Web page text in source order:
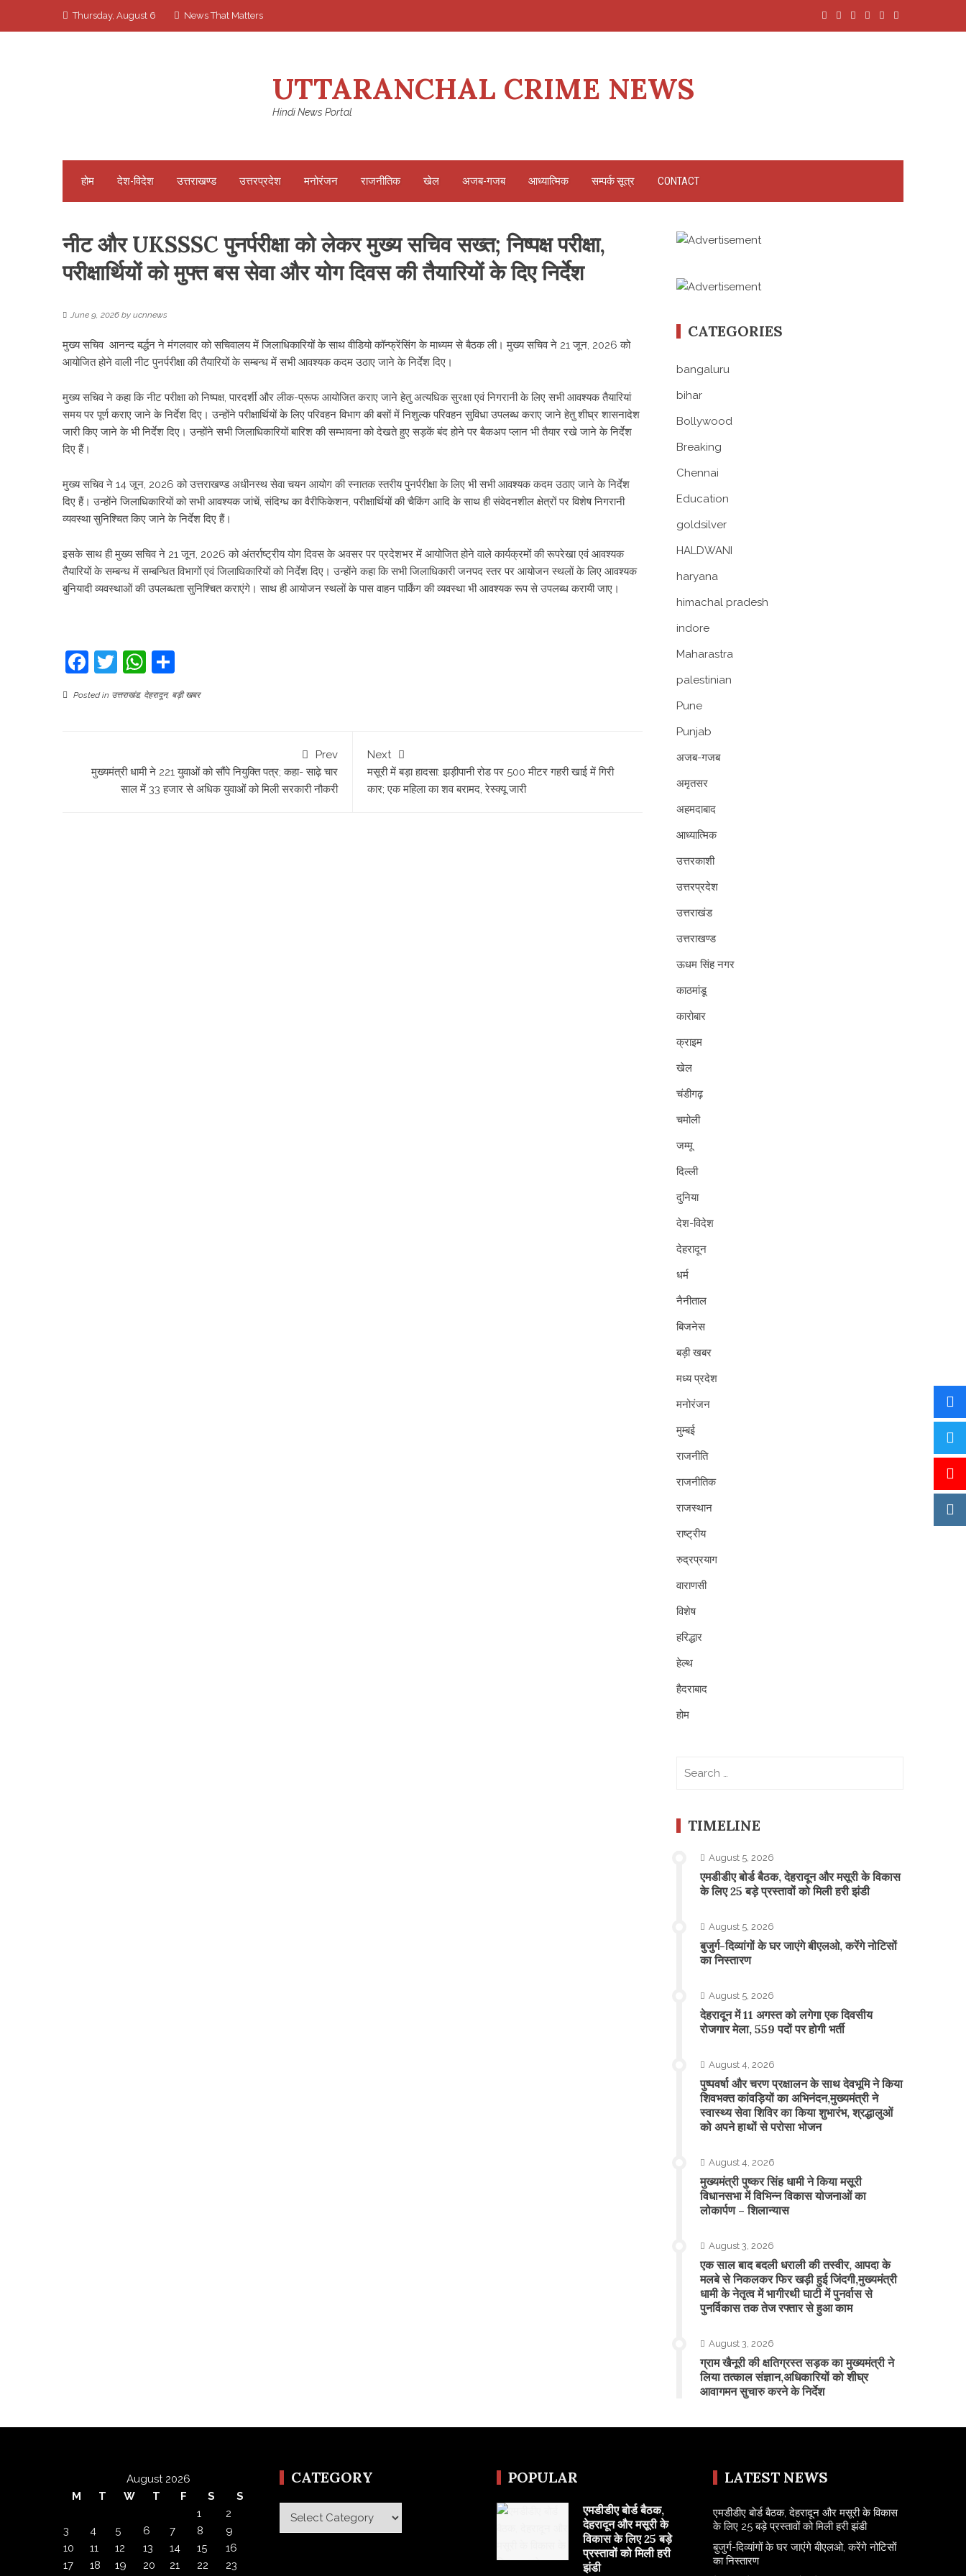
Thursday, August 6 News That Matters
UTTARANCHAL CRIME NEWS
Hindi News Portal
होम देश-विदेश उत्तराखण्ड उत्तरप्रदेश मनोरंजन राजनीतिक खेल अजब-गजब आध्यात्मिक सम्पर्क सूत्र CONTACT
नीट और UKSSSC पुनर्परीक्षा को लेकर मुख्य सचिव सख्त; निष्पक्ष परीक्षा,
परीक्षार्थियों को मुफ्त बस सेवा और योग दिवस की तैयारियों के दिए निर्देश
June 9, 2026 by ucnnews
मुख्य सचिव आनन्द बर्द्धन ने मंगलवार को सचिवालय में जिलाधिकारियों के साथ वीडियो कॉन्फ्रेंसिंग के माध्यम से बैठक ली। मुख्य सचिव ने 21 जून, 2026 को
आयोजित होने वाली नीट पुनर्परीक्षा की तैयारियों के सम्बन्ध में सभी आवश्यक कदम उठाए जाने के निर्देश दिए।
मुख्य सचिव ने कहा कि नीट परीक्षा को निष्पक्ष, पारदर्शी और लीक-प्रूफ आयोजित कराए जाने हेतु अत्यधिक सुरक्षा एवं निगरानी के लिए सभी आवश्यक तैयारियां
समय पर पूर्ण कराए जाने के निर्देश दिए। उन्होंने परीक्षार्थियों के लिए परिवहन विभाग की बसों में निशुल्क परिवहन सुविधा उपलब्ध कराए जाने हेतु शीघ्र शासनादेश
जारी किए जाने के भी निर्देश दिए। उन्होंने सभी जिलाधिकारियों बारिश की सम्भावना को देखते हुए सड़कें बंद होने पर बैकअप प्लान भी तैयार रखे जाने के निर्देश
दिए हैं।
मुख्य सचिव ने 14 जून, 2026 को उत्तराखण्ड अधीनस्थ सेवा चयन आयोग की स्नातक स्तरीय पुनर्परीक्षा के लिए भी सभी आवश्यक कदम उठाए जाने के निर्देश
दिए हैं। उन्होंने जिलाधिकारियों को सभी आवश्यक जांचें, संदिग्ध का वैरीफिकेशन, परीक्षार्थियों की चैकिंग आदि के साथ ही संवेदनशील क्षेत्रों पर विशेष निगरानी
व्यवस्था सुनिश्चित किए जाने के निर्देश दिए हैं।
इसके साथ ही मुख्य सचिव ने 21 जून, 2026 को अंतर्राष्ट्रीय योग दिवस के अवसर पर प्रदेशभर में आयोजित होने वाले कार्यक्रमों की रूपरेखा एवं आवश्यक
तैयारियों के सम्बन्ध में सम्बन्धित विभागों एवं जिलाधिकारियों को निर्देश दिए। उन्होंने कहा कि सभी जिलाधिकारी जनपद स्तर पर आयोजन स्थलों के लिए आवश्यक
बुनियादी व्यवस्थाओं की उपलब्धता सुनिश्चित कराएंगे। साथ ही आयोजन स्थलों के पास वाहन पार्किंग की व्यवस्था भी आवश्यक रूप से उपलब्ध करायी जाए।
Facebook
TwitterWhatsApp
Posted in उत्तराखंड, देहरादून, बड़ी खबर
Prev
मुख्यमंत्री धामी ने 221 युवाओं को सौंपे नियुक्ति पत्र; कहा- साढ़े चार
साल में 33 हजार से अधिक युवाओं को मिली सरकारी नौकरी
Next
मसूरी में बड़ा हादसा: झड़ीपानी रोड पर 500 मीटर गहरी खाई में गिरी
कार; एक महिला का शव बरामद, रेस्क्यू जारी
CATEGORIES
bangaluru
bihar
Bollywood
Breaking
Chennai
Education
goldsilver
HALDWANI
haryana
himachal pradesh
indore
Maharastra
palestinian
Pune
Punjab
अजब-गजब
अमृतसर
अहमदाबाद
आध्यात्मिक
उत्तरकाशी
उत्तरप्रदेश
उत्तराखंड
उत्तराखण्ड
ऊधम सिंह नगर
काठमांडू
कारोबार
क्राइम
खेल
चंडीगढ़
चमोली
जम्मू
दिल्ली
दुनिया
देश-विदेश
देहरादून
धर्म
नैनीताल
बिजनेस
बड़ी खबर
मध्य प्रदेश
मनोरंजन
मुम्बई
राजनीति
राजनीतिक
राजस्थान
राष्ट्रीय
रुद्रप्रयाग
वाराणसी
विशेष
हरिद्धार
हेल्थ
हैदराबाद
होम
TIMELINE
August 5, 2026
एमडीडीए बोर्ड बैठक, देहरादून और मसूरी के विकास
के लिए 25 बड़े प्रस्तावों को मिली हरी झंडी
August 5, 2026
बुजुर्ग-दिव्यांगों के घर जाएंगे बीएलओ, करेंगे नोटिसों
का निस्तारण
August 5, 2026
​देहरादून में 11 अगस्त को लगेगा एक दिवसीय
रोजगार मेला, 559 पदों पर होगी भर्ती
August 4, 2026
पुष्पवर्षा और चरण प्रक्षालन के साथ देवभूमि ने किया
शिवभक्त कांवड़ियों का अभिनंदन,मुख्यमंत्री ने
स्वास्थ्य सेवा शिविर का किया शुभारंभ, श्रद्धालुओं
को अपने हाथों से परोसा भोजन
August 4, 2026
मुख्यमंत्री पुष्कर सिंह धामी ने किया मसूरी
विधानसभा में विभिन्न विकास योजनाओं का
लोकार्पण – शिलान्यास
August 3, 2026
एक साल बाद बदली धराली की तस्वीर, आपदा के
मलबे से निकलकर फिर खड़ी हुई जिंदगी,मुख्यमंत्री
धामी के नेतृत्व में भागीरथी घाटी में पुनर्वास से
पुनर्विकास तक तेज रफ्तार से हुआ काम
August 3, 2026
ग्राम खैनूरी की क्षतिग्रस्त सड़क का मुख्यमंत्री ने
लिया तत्काल संज्ञान,अधिकारियों को शीघ्र
आवागमन सुचारु करने के निर्देश
August 2026
M
T W T F S
S
1
2
3
4 5 6 7 8
9
10
11 12 13 14 15
16
17
18 19 20 21 22 23
CATEGORY
Category
POPULAR
एमडीडीए बोर्ड बैठक,
देहरादून और मसूरी के
विकास के लिए 25 बड़े
प्रस्तावों को मिली हरी
झंडी
LATEST NEWS
एमडीडीए बोर्ड बैठक, देहरादून और मसूरी के विकास
के लिए 25 बड़े प्रस्तावों को मिली हरी झंडी
बुजुर्ग-दिव्यांगों के घर जाएंगे बीएलओ, करेंगे नोटिसों
का निस्तारण